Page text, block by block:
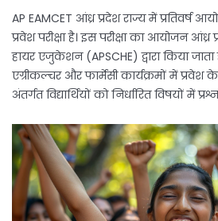
AP EAMCET आंध्र प्रदेश राज्य में प्रतिवर्ष
प्रवेश परीक्षा है। इस परीक्षा का आयोजन
हायर एजुकेशन (APSCHE) द्वारा किया जाता
एग्रीकल्चर और फार्मेसी कार्यक्रमों में प्रवेश
अंतर्गत विद्यार्थियों को निर्धारित विषयों में